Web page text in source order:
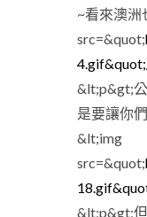
~看來澳
src=&quot;
&lt;p&gt;
是要讓你
&lt;img
src=&quot;
&lt;p&gt;